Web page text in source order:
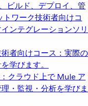
ビルド、デプロイ、管
トワーク技術者向けコ
ンテグレーションソリ
者向けコース：実際の
学びます。
クラウド上で Mule ア
・監視・分析を学びま